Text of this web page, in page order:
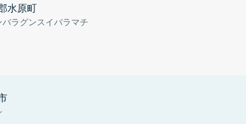
水原町
バラグンスイバラマチ